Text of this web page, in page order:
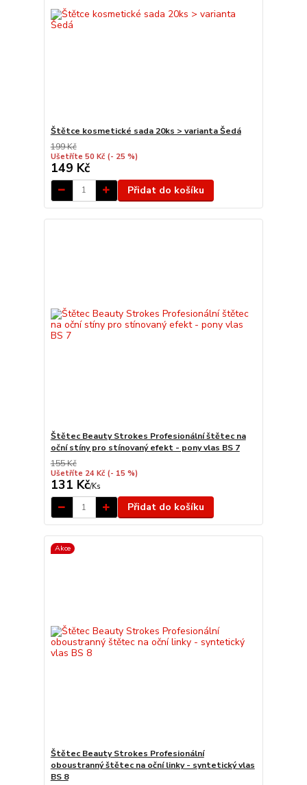
Štětce kosmetické sada 20ks > varianta Šedá
199 Kč
Ušetříte 50 Kč (- 25 %)
149 Kč
Přidat do košíku
Štětec Beauty Strokes Profesionální štětec na
oční stíny pro stínovaný efekt - pony vlas BS 7
155 Kč
Ušetříte 24 Kč (- 15 %)
131 Kč/Ks
Přidat do košíku
Akce
Štětec Beauty Strokes Profesionální
oboustranný štětec na oční linky - syntetický vlas
BS 8